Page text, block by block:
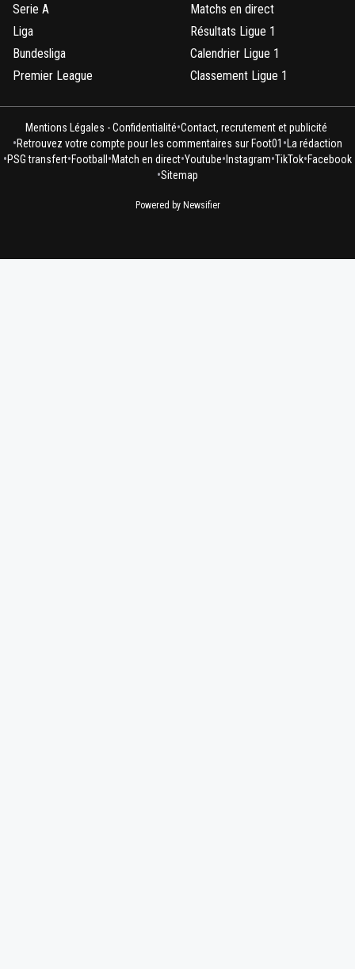
Serie A
Liga
Bundesliga
Premier League
Matchs en direct
Résultats Ligue 1
Calendrier Ligue 1
Classement Ligue 1
Mentions Légales - Confidentialité•Contact, recrutement et publicité
•Retrouvez votre compte pour les commentaires sur Foot01 •La rédaction
•PSG transfert•Football•Match en direct•Youtube•Instagram•TikTok•Facebook
•Sitemap
Powered by Newsifier